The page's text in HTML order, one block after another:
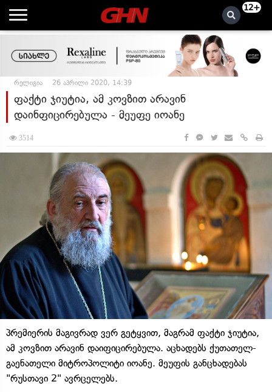
12+
რელიგია 26 აპრილი 2020, 14:39
ფაქტი ჯიუტია, ამ კოვზით არავინ
დაინფიცირებულა - მეუფე იოანე
3514
პრემიერის მაგივრად ვერ გეტყვით, მაგრამ ფაქტი ჯიუტია,
ამ კოვზით არავინ დაიფიცირებულა. აცხადებს ქუთათელ-
გაენათელი მიტროპოლიტი იოანე. მეუფის განცხადებას
"რუსთავი 2" ავრცელებს.